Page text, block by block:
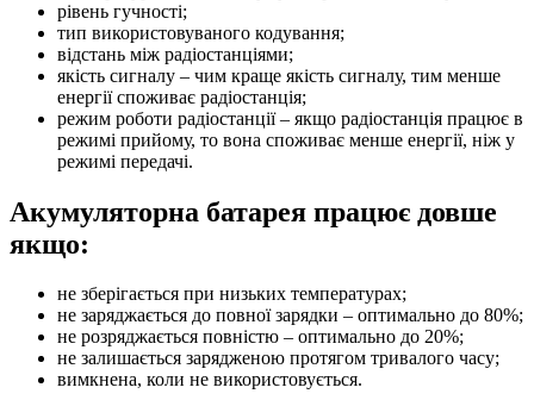
рівень гучності;
тип використовуваного кодування;
відстань між радіостанціями;
якість сигналу – чим краще якість сигналу, тим менше
енергії споживає радіостанція;
режим роботи радіостанції – якщо радіостанція працює в
режимі прийому, то вона споживає менше енергії, ніж у
режимі передачі.
Акумуляторна батарея працює довше
якщо:
не зберігається при низьких температурах;
не заряджається до повної зарядки – оптимально до 80%;
не розряджається повністю – оптимально до 20%;
не залишається зарядженою протягом тривалого часу;
вимкнена, коли не використовується.